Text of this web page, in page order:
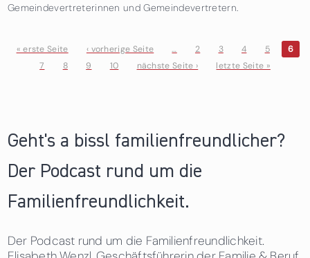
Gemeindevertreterinnen und Gemeindevertretern.
Seiten
« erste Seite ‹ vorherige Seite … 2 3 4 5
6
7
8 9 10 nächste Seite › letzte Seite »
Geht's a bissl familienfreundlicher?
Der Podcast rund um die
Familienfreundlichkeit.
Der Podcast rund um die Familienfreundlichkeit.